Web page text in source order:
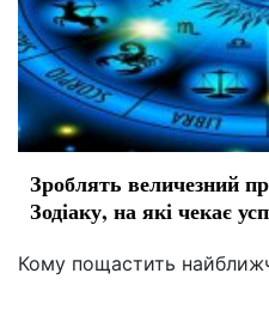
Зроблять величезний
Зодіаку, на які чекає
Кому пощастить